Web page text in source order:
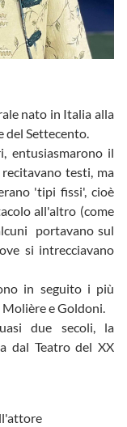
nato in Italia alla
del Settecento.
entusiasmarono il
testi, ma
'tipi fissi', cioè
all'altro (come
portavano sul
si intrecciavano
in seguito i più
e Goldoni.
due secoli, la
dal Teatro del XX